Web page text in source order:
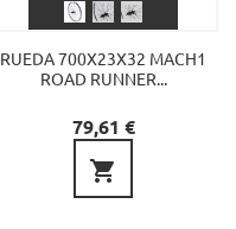
RUEDA 700X23X32 MACH1
ROAD RUNNER...
Precio
79,61 €
